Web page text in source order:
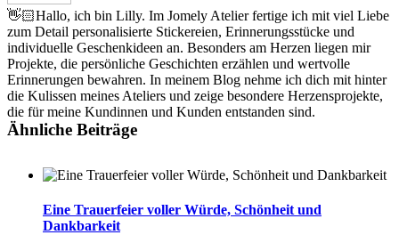
👋🏻Hallo, ich bin Lilly. Im Jomely Atelier fertige ich mit viel Liebe
zum Detail personalisierte Stickereien, Erinnerungsstücke und
individuelle Geschenkideen an. Besonders am Herzen liegen mir
Projekte, die persönliche Geschichten erzählen und wertvolle
Erinnerungen bewahren. In meinem Blog nehme ich dich mit hinter
die Kulissen meines Ateliers und zeige besondere Herzensprojekte,
die für meine Kundinnen und Kunden entstanden sind.
Ähnliche Beiträge
Eine Trauerfeier voller Würde, Schönheit und
Dankbarkeit